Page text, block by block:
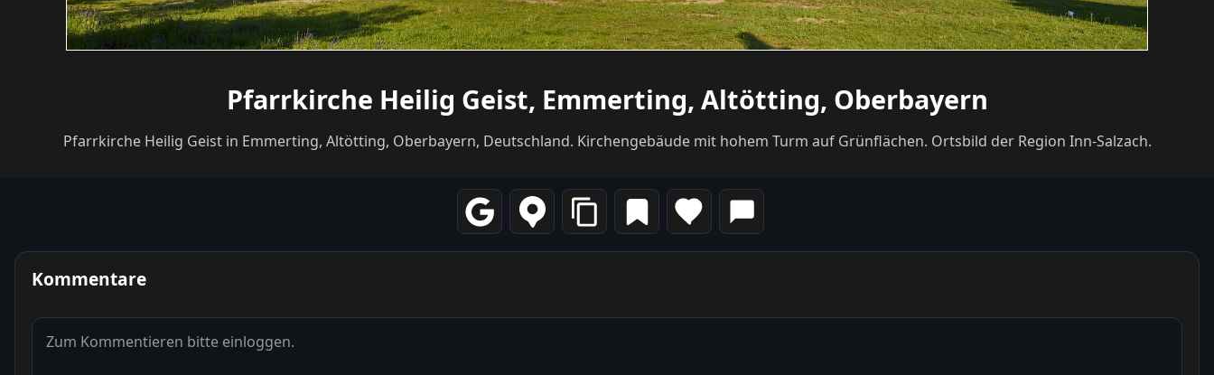
Pfarrkirche Heilig Geist, Emmerting, Altötting, Oberbayern
Pfarrkirche Heilig Geist in Emmerting, Altötting, Oberbayern, Deutschland. Kirchengebäude mit hohem Turm auf Grünflächen. Ortsbild der Region Inn-Salzach.
Kommentare